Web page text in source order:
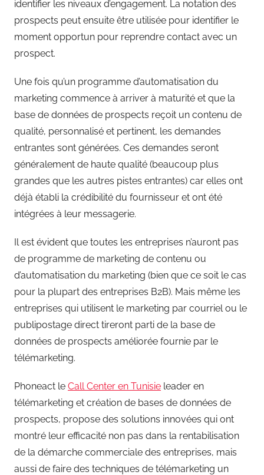
identifier les niveaux d’engagement. La notation des
prospects peut ensuite être utilisée pour identifier le
moment opportun pour reprendre contact avec un
prospect.
Une fois qu’un programme d’automatisation du
marketing commence à arriver à maturité et que la
base de données de prospects reçoit un contenu de
qualité, personnalisé et pertinent, les demandes
entrantes sont générées. Ces demandes seront
généralement de haute qualité (beaucoup plus
grandes que les autres pistes entrantes) car elles ont
déjà établi la crédibilité du fournisseur et ont été
intégrées à leur messagerie.
Il est évident que toutes les entreprises n’auront pas
de programme de marketing de contenu ou
d’automatisation du marketing (bien que ce soit le cas
pour la plupart des entreprises B2B). Mais même les
entreprises qui utilisent le marketing par courriel ou le
publipostage direct tireront parti de la base de
données de prospects améliorée fournie par le
télémarketing.
Phoneact le Call Center en Tunisie leader en
télémarketing et création de bases de données de
prospects, propose des solutions innovées qui ont
montré leur efficacité non pas dans la rentabilisation
de la démarche commerciale des entreprises, mais
aussi de faire des techniques de télémarketing un